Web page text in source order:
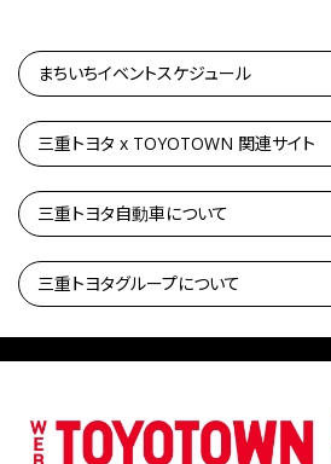
まちいちイベントスケジュール
三重トヨタ x TOYOTOWN 関連サイト
三重トヨタ自動車について
三重トヨタグループについて